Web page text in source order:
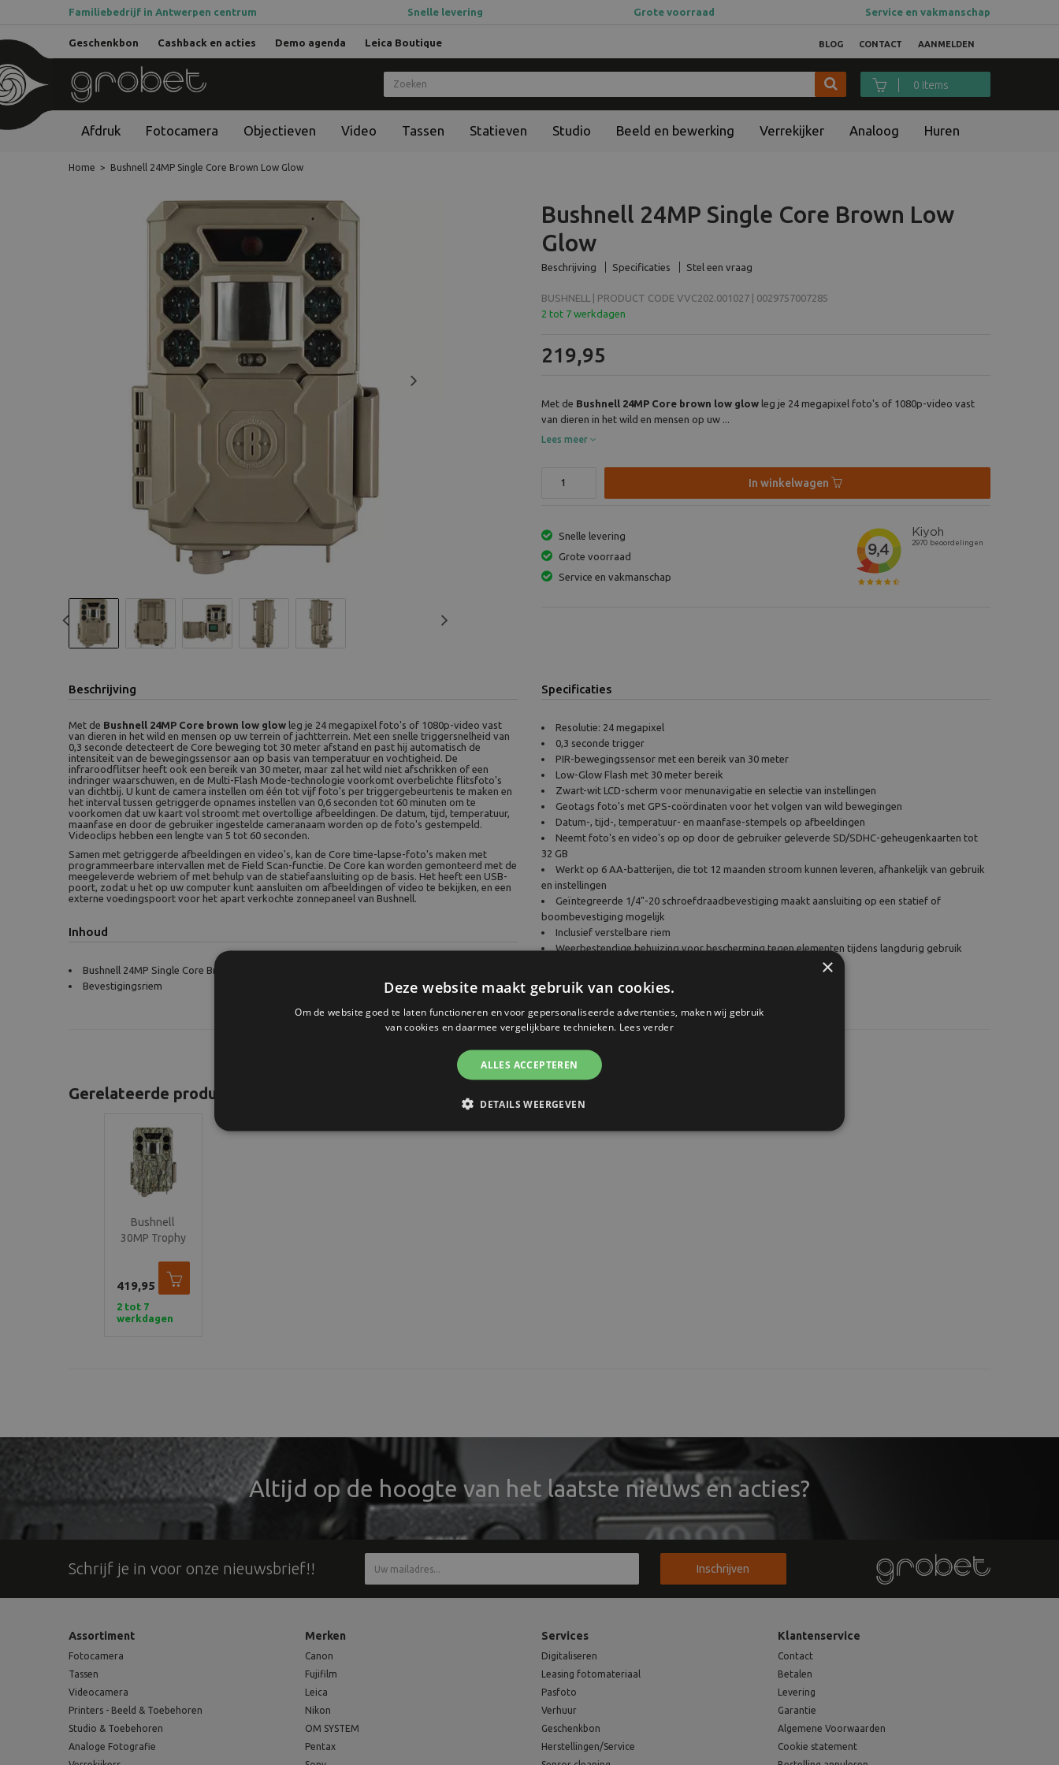
Familiebedrijf in Antwerpen centrum Snelle levering Grote voorraad Service en vakmanschap
AANMELDEN
BLOG CONTACT
Geschenkbon Cashback en acties Demo agenda Leica Boutique
0 items
Afdruk Fotocamera Objectieven Video Tassen Statieven Studio Beeld en bewerking Verrekijker Analoog Huren
Home > Bushnell 24MP Single Core Brown Low Glow
Previous
Bushnell 24MP Single Core Brown Low
Glow
Beschrijving Specificaties Stel een vraag
BUSHNELL | PRODUCT CODE VVC202.001027 | 0029757007285
2 tot 7 werkdagen
219,95
Met de Bushnell 24MP Core brown low glow leg je 24 megapixel foto's of 1080p-video vast
van dieren in het wild en mensen op uw ...
Lees meer
In winkelwagen
Snelle levering
Grote voorraad
Service en vakmanschap
Beschrijving
Met de Bushnell 24MP Core brown low glow leg je 24 megapixel foto's of 1080p-video vast
van dieren in het wild en mensen op uw terrein of jachtterrein. Met een snelle triggersnelheid van
0,3 seconde detecteert de Core beweging tot 30 meter afstand en past hij automatisch de
intensiteit van de bewegingssensor aan op basis van temperatuur en vochtigheid. De
infraroodflitser heeft ook een bereik van 30 meter, maar zal het wild niet afschrikken of een
indringer waarschuwen, en de Multi-Flash Mode-technologie voorkomt overbelichte flitsfoto's
van dichtbij. U kunt de camera instellen om één tot vijf foto's per triggergebeurtenis te maken en
het interval tussen getriggerde opnames instellen van 0,6 seconden tot 60 minuten om te
voorkomen dat uw kaart vol stroomt met overtollige afbeeldingen. De datum, tijd, temperatuur,
maanfase en door de gebruiker ingestelde cameranaam worden op de foto's gestempeld.
Videoclips hebben een lengte van 5 tot 60 seconden.
Samen met getriggerde afbeeldingen en video's, kan de Core time-lapse-foto's maken met
programmeerbare intervallen met de Field Scan-functie. De Core kan worden gemonteerd met de
meegeleverde webriem of met behulp van de statiefaansluiting op de basis. Het heeft een USB-
poort, zodat u het op uw computer kunt aansluiten om afbeeldingen of video te bekijken, en een
externe voedingspoort voor het apart verkochte zonnepaneel van Bushnell.
Inhoud
Bushnell 24MP Single Core Brown Low Glow
Bevestigingsriem
Specificaties
Resolutie: 24 megapixel
0,3 seconde trigger
PIR-bewegingssensor met een bereik van 30 meter
Low-Glow Flash met 30 meter bereik
Zwart-wit LCD-scherm voor menunavigatie en selectie van instellingen
Geotags foto's met GPS-coördinaten voor het volgen van wild bewegingen
Datum-, tijd-, temperatuur- en maanfase-stempels op afbeeldingen
Neemt foto's en video's op op door de gebruiker geleverde SD/SDHC-geheugenkaarten tot
32 GB
Werkt op 6 AA-batterijen, die tot 12 maanden stroom kunnen leveren, afhankelijk van gebruik
en instellingen
Geïntegreerde 1/4"-20 schroefdraadbevestiging maakt aansluiting op een statief of
boombevestiging mogelijk
Inclusief verstelbare riem
Weerbestendige behuizing voor bescherming tegen elementen tijdens langdurig gebruik
Temperatuurbereik: -20° C tot 60° C
Gerelateerde producten
Bushnell
30MP Trophy
Treebark
Camo No Glow
419,95
2 tot 7
werkdagen
Altijd op de hoogte van het laatste nieuws en acties?
Schrijf je in voor onze nieuwsbrief!! Inschrijven
Assortiment
Fotocamera
Tassen
Videocamera
Printers - Beeld & Toebehoren
Studio & Toebehoren
Analoge Fotografie
Merken
Canon
Fujifilm
Leica
Nikon
OM SYSTEM
Pentax
Services
Digitaliseren
Leasing fotomateriaal
Pasfoto
Verhuur
Geschenkbon
Herstellingen/Service
Klantenservice
Contact
Betalen
Levering
Garantie
Algemene Voorwaarden
Cookie statement
×
Deze website maakt gebruik van cookies.
Om de website goed te laten functioneren en voor gepersonaliseerde advertenties, maken wij gebruik
van cookies en daarmee vergelijkbare technieken. Lees verder
ALLES ACCEPTEREN
DETAILS WEERGEVEN